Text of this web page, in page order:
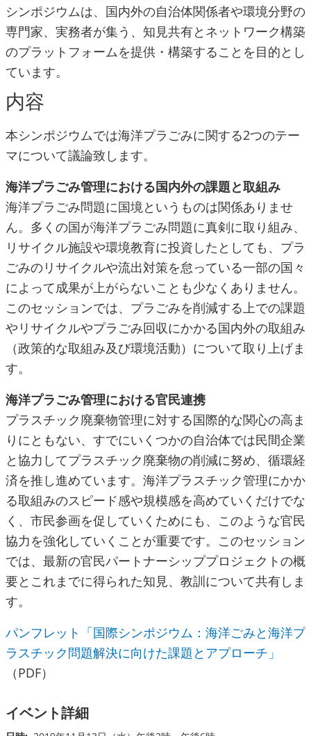
シンポジウムは、国内外の自治体関係者や環境分野の
専門家、実務者が集う、知見共有とネットワーク構築
のプラットフォームを提供・構築することを目的とし
ています。
内容
本シンポジウムでは海洋プラごみに関する2つのテー
マについて議論致します。
海洋プラごみ管理における国内外の課題と取組み
海洋プラごみ問題に国境というものは関係ありませ
ん。多くの国が海洋プラごみ問題に真剣に取り組み、
リサイクル施設や環境教育に投資したとしても、プラ
ごみのリサイクルや流出対策を怠っている一部の国々
によって成果が上がらないことも少なくありません。
このセッションでは、プラごみを削減する上での課題
やリサイクルやプラごみ回収にかかる国内外の取組み
（政策的な取組み及び環境活動）について取り上げま
す。
海洋プラごみ管理における官民連携
プラスチック廃棄物管理に対する国際的な関心の高ま
りにともない、すでにいくつかの自治体では民間企業
と協力してプラスチック廃棄物の削減に努め、循環経
済を推し進めています。海洋プラスチック管理にかか
る取組みのスピード感や規模感を高めていくだけでな
く、市民参画を促していくためにも、このような官民
協力を強化していくことが重要です。このセッション
では、最新の官民パートナーシッププロジェクトの概
要とこれまでに得られた知見、教訓について共有しま
す。
パンフレット「国際シンポジウム：海洋ごみと海洋プ
ラスチック問題解決に向けた課題とアプローチ」
（PDF）
イベント詳細